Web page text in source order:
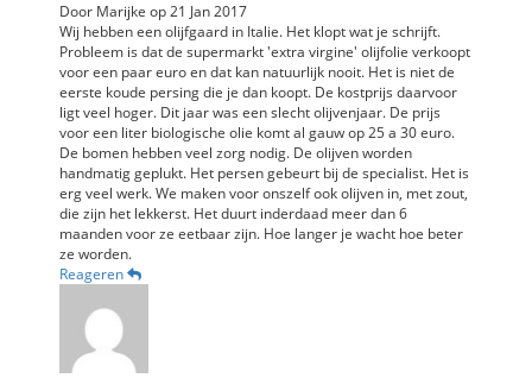
Door Marijke op21 Jan 2017
Wij hebben een olijfgaard in Italie. Het klopt wat je schrijft.
Probleem is dat de supermarkt 'extra virgine' olijfolie verkoopt
voor een paar euro en dat kan natuurlijk nooit. Het is niet de
eerste koude persing die je dan koopt. De kostprijs daarvoor
ligt veel hoger. Dit jaar was een slecht olijvenjaar. De prijs
voor een liter biologische olie komt al gauw op 25 a 30 euro.
De bomen hebben veel zorg nodig. De olijven worden
handmatig geplukt. Het persen gebeurt bij de specialist. Het is
erg veel werk. We maken voor onszelf ook olijven in, met zout,
die zijn het lekkerst. Het duurt inderdaad meer dan 6
maanden voor ze eetbaar zijn. Hoe langer je wacht hoe beter
ze worden.
Reageren